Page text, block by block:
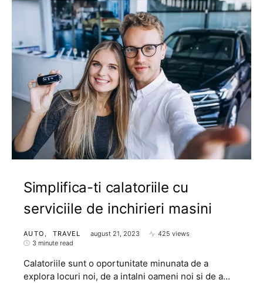
Simplifica-ti calatoriile cu
serviciile de inchirieri masini
AUTO TRAVEL august 21, 2023
425 views
3 minute read
Calatoriile sunt o oportunitate minunata de a
explora locuri noi, de a intalni oameni noi si de a…